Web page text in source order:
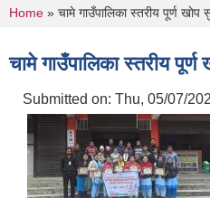
You are here
Home » चामे गाउँपालिका स्तरीय पूर्ण खाेप
चामे गाउँपालिका स्तरीय
Submitted on: Thu, 05/07/